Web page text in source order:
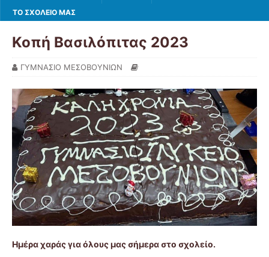
ΤΟ ΣΧΟΛΕΙΟ ΜΑΣ
Κοπή Βασιλόπιτας 2023
ΓΥΜΝΑΣΙΟ ΜΕΣΟΒΟΥΝΙΩΝ
Ημέρα χαράς για όλους μας σήμερα στο σχολείο.